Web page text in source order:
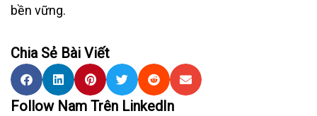
bền vững.
Chia Sẻ Bài Viết
Follow Nam Trên LinkedIn